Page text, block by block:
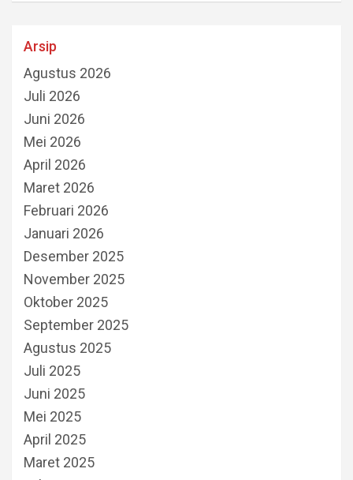
Arsip
Agustus 2026
Juli 2026
Juni 2026
Mei 2026
April 2026
Maret 2026
Februari 2026
Januari 2026
Desember 2025
November 2025
Oktober 2025
September 2025
Agustus 2025
Juli 2025
Juni 2025
Mei 2025
April 2025
Maret 2025